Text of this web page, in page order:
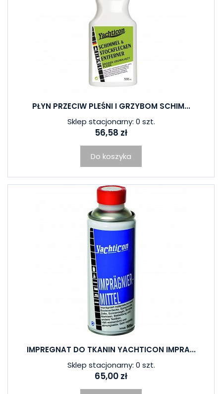
PŁYN PRZECIW PLEŚNI I GRZYBOM SCHIM...
Sklep stacjonarny: 0 szt.
56,58 zł
Do koszyka
IMPREGNAT DO TKANIN YACHTICON IMPRA...
Sklep stacjonarny: 0 szt.
65,00 zł